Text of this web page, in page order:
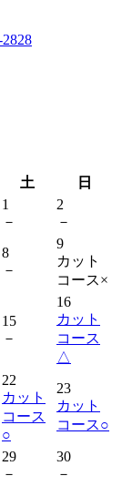
土
日
1
－
2
－
8
－
9
カット
コース×
15
－
16
カット
コース
△
22
カット
コース
○
23
カット
コース○
29
－
30
－